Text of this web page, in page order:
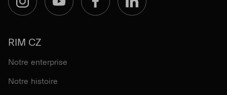
InstagramYouTube FacebookLinkedIn
RIM CZ
Notre enterprise
Notre histoire